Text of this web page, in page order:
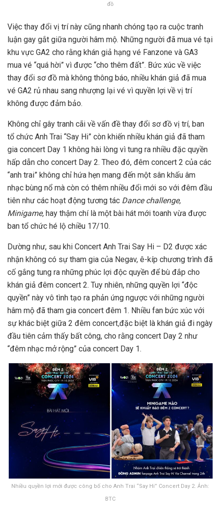
đồ
Việc thay đổi vị trí này cũng nhanh chóng tạo ra cuộc tranh
luận gay gắt giữa người hâm mộ. Những người đã mua vé tại
khu vực GA2 cho rằng khán giả hạng vé Fanzone và GA3
mua vé “quá hời” vì được “cho thêm đất”. Bức xúc về việc
thay đổi sơ đồ mà không thông báo, nhiều khán giả đã mua
vé GA2 rủ nhau sang nhượng lại vé vì quyền lợi về vị trí
không được đảm bảo.
Không chỉ gây tranh cãi về vấn đề thay đổi sơ đồ vị trí, ban
tổ chức Anh Trai “Say Hi” còn khiến nhiều khán giả đã tham
gia concert Day 1 không hài lòng vì tung ra nhiều đặc quyền
hấp dẫn cho concert Day 2. Theo đó, đêm concert 2 của các
“anh trai” không chỉ hứa hẹn mang đến một sân khấu âm
nhạc bùng nổ mà còn có thêm nhiều đổi mới so với đêm đầu
tiên như các hoạt động tương tác Dance challenge,
Minigame, hay thậm chí là một bài hát mới toanh vừa được
ban tổ chức hé lộ chiều 17/10.
Dường như, sau khi Concert Anh Trai Say Hi – D2 được xác
nhận không có sự tham gia của Negav, ê-kíp chương trình đã
cố gắng tung ra những phúc lợi độc quyền để bù đắp cho
khán giả đêm concert 2. Tuy nhiên, những quyền lợi “độc
quyền” này vô tình tạo ra phản ứng ngược với những người
hâm mộ đã tham gia concert đêm 1. Nhiều fan bức xúc với
sự khác biệt giữa 2 đêm concert,đặc biệt là khán giả đi ngày
đầu tiên cảm thấy bất công, cho rằng concert Day 2 như
“đêm nhạc mở rộng” của concert Day 1.
Nhiều quyền lợi mới được công bố cho Anh Trai “Say Hi” Concert Day 2. Ảnh:
BTC